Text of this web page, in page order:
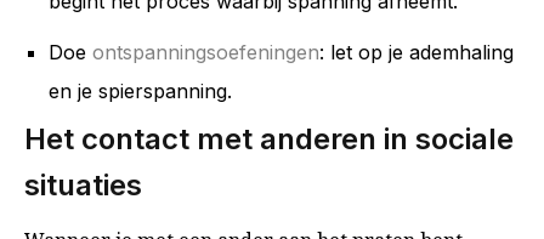
Doe ontspanningsoefeningen: let op je ademhaling
en je spierspanning.
Het contact met anderen in sociale
situaties